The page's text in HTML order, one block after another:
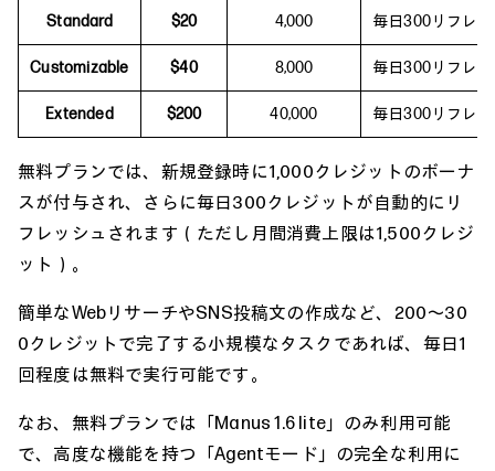
Standard $20 4,000 毎日300リフレ
Customizable $40 8,000 毎日300リフレ
Extended $200 40,000 毎日300リフレ
無料プランでは、新規登録時に1,000クレジットのボーナ
スが付与され、さらに毎日300クレジットが自動的にリ
フレッシュされます（ただし月間消費上限は1,500クレジ
ット）。
簡単なWebリサーチやSNS投稿文の作成など、200〜30
0クレジットで完了する小規模なタスクであれば、毎日1
回程度は無料で実行可能です。
なお、無料プランでは「Manus 1.6 lite」のみ利用可能
で、高度な機能を持つ「Agentモード」の完全な利用に